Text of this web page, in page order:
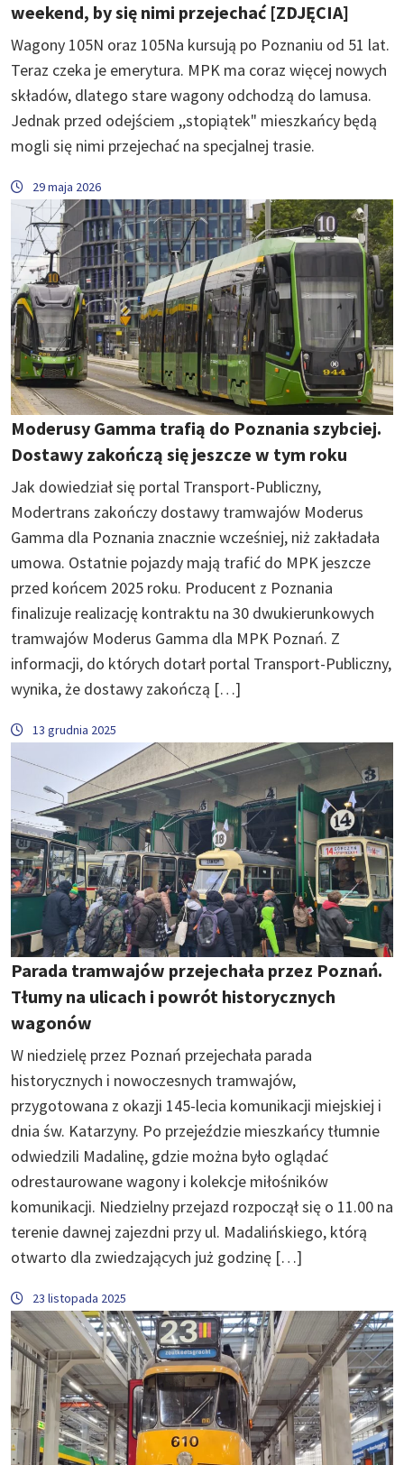
weekend, by się nimi przejechać [ZDJĘCIA]
Wagony 105N oraz 105Na kursują po Poznaniu od 51 lat.
Teraz czeka je emerytura. MPK ma coraz więcej nowych
składów, dlatego stare wagony odchodzą do lamusa.
Jednak przed odejściem ,,stopiątek" mieszkańcy będą
mogli się nimi przejechać na specjalnej trasie.
29 maja 2026
Moderusy Gamma trafią do Poznania szybciej.
Dostawy zakończą się jeszcze w tym roku
Jak dowiedział się portal Transport-Publiczny,
Modertrans zakończy dostawy tramwajów Moderus
Gamma dla Poznania znacznie wcześniej, niż zakładała
umowa. Ostatnie pojazdy mają trafić do MPK jeszcze
przed końcem 2025 roku. Producent z Poznania
finalizuje realizację kontraktu na 30 dwukierunkowych
tramwajów Moderus Gamma dla MPK Poznań. Z
informacji, do których dotarł portal Transport-Publiczny,
wynika, że dostawy zakończą […]
13 grudnia 2025
Parada tramwajów przejechała przez Poznań.
Tłumy na ulicach i powrót historycznych
wagonów
W niedzielę przez Poznań przejechała parada
historycznych i nowoczesnych tramwajów,
przygotowana z okazji 145-lecia komunikacji miejskiej i
dnia św. Katarzyny. Po przejeździe mieszkańcy tłumnie
odwiedzili Madalinę, gdzie można było oglądać
odrestaurowane wagony i kolekcje miłośników
komunikacji. Niedzielny przejazd rozpoczął się o 11.00 na
terenie dawnej zajezdni przy ul. Madalińskiego, którą
otwarto dla zwiedzających już godzinę […]
23 listopada 2025